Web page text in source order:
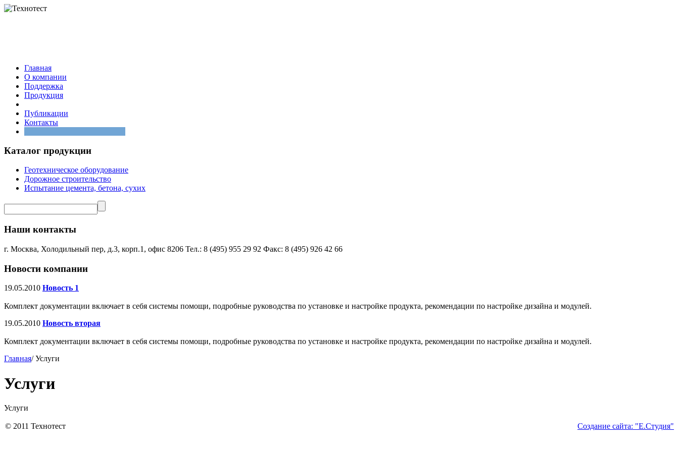
Главная
О компании
Поддержка
Продукция
Публикации
Контакты
Каталог продукции
Геотехническое оборудование
Дорожное строительство
Испытание цемента, бетона, сухих
Наши контакты
г. Москва, Холодильный пер, д.3, корп.1, офис 8206 Тел.: 8 (495) 955 29 92 Факс: 8 (495) 926 42 66
Новости компании
19.05.2010 Новость 1
Комплект документации включает в себя системы помощи, подробные руководства по установке и настройке продукта, рекомендации по настройке дизайна и модулей.
19.05.2010 Новость вторая
Комплект документации включает в себя системы помощи, подробные руководства по установке и настройке продукта, рекомендации по настройке дизайна и модулей.
Главная/ Услуги
Услуги
Услуги
© 2011 Технотест Создание сайта: "Е.Студия"